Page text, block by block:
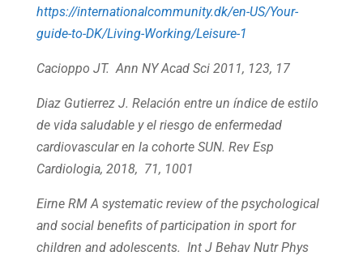
https://internationalcommunity.dk/en-US/Your-
guide-to-DK/Living-Working/Leisure-1
Cacioppo JT. Ann NY Acad Sci 2011, 123, 17
Diaz Gutierrez J. Relación entre un índice de estilo
de vida saludable y el riesgo de enfermedad
cardiovascular en la cohorte SUN. Rev Esp
Cardiologia, 2018, 71, 1001
Eirne RM A systematic review of the psychological
and social benefits of participation in sport for
children and adolescents. Int J Behav Nutr Phys